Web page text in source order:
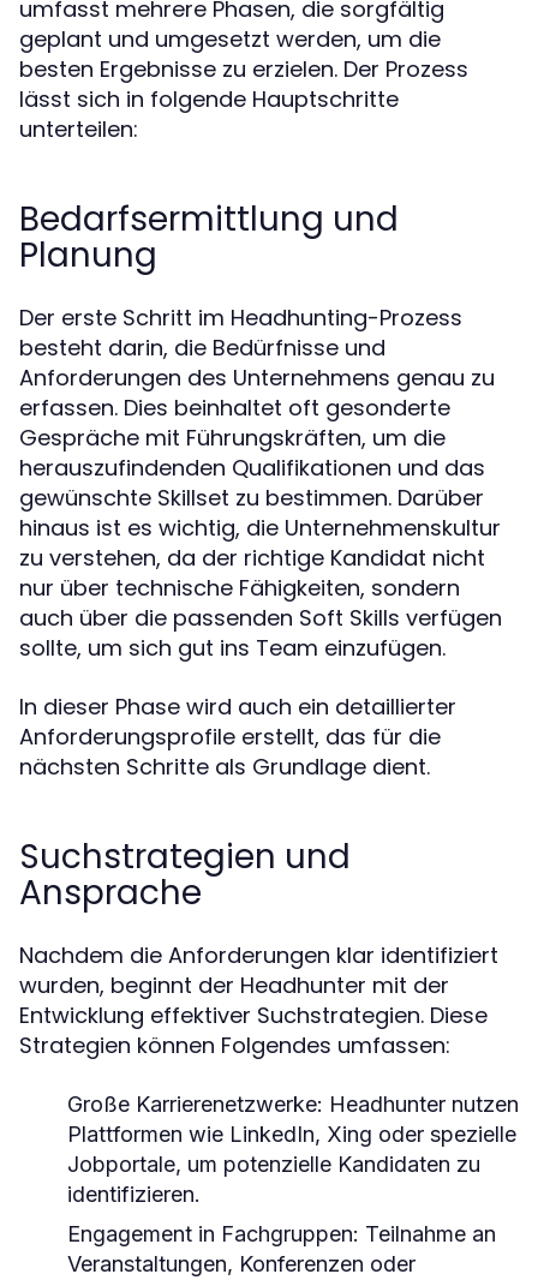
umfasst mehrere Phasen, die sorgfältig
geplant und umgesetzt werden, um die
besten Ergebnisse zu erzielen. Der Prozess
lässt sich in folgende Hauptschritte
unterteilen:
Bedarfsermittlung und
Planung
Der erste Schritt im Headhunting-Prozess
besteht darin, die Bedürfnisse und
Anforderungen des Unternehmens genau zu
erfassen. Dies beinhaltet oft gesonderte
Gespräche mit Führungskräften, um die
herauszufindenden Qualifikationen und das
gewünschte Skillset zu bestimmen. Darüber
hinaus ist es wichtig, die Unternehmenskultur
zu verstehen, da der richtige Kandidat nicht
nur über technische Fähigkeiten, sondern
auch über die passenden Soft Skills verfügen
sollte, um sich gut ins Team einzufügen.
In dieser Phase wird auch ein detaillierter
Anforderungsprofile erstellt, das für die
nächsten Schritte als Grundlage dient.
Suchstrategien und
Ansprache
Nachdem die Anforderungen klar identifiziert
wurden, beginnt der Headhunter mit der
Entwicklung effektiver Suchstrategien. Diese
Strategien können Folgendes umfassen:
Große Karrierenetzwerke: Headhunter nutzen
Plattformen wie LinkedIn, Xing oder spezielle
Jobportale, um potenzielle Kandidaten zu
identifizieren.
Engagement in Fachgruppen: Teilnahme an
Veranstaltungen, Konferenzen oder